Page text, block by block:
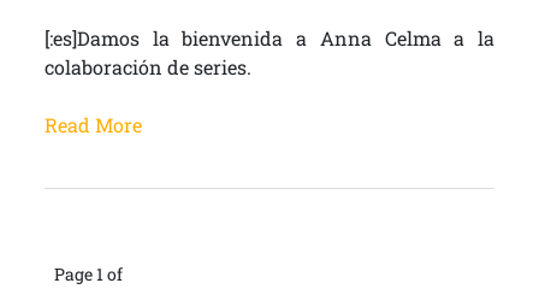
[:es]Damos la bienvenida a Anna Celma a la
colaboración de series.
Read More
Page 1 of